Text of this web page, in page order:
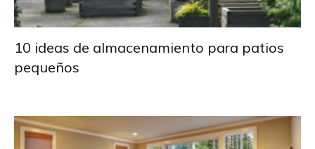
10 ideas de almacenamiento para patios
pequeños